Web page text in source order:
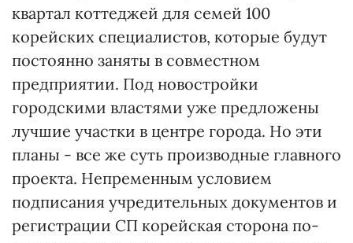
квартал коттеджей для семей 100
корейских специалистов, которые будут
постоянно заняты в совместном
предприятии. Под новостройки
городскими властями уже предложены
лучшие участки в центре города. Но эти
планы - все же суть производные главного
проекта. Непременным условием
подписания учредительных документов и
регистрации СП корейская сторона по-